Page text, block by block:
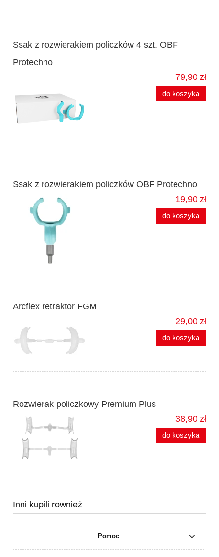
Ssak z rozwierakiem policzków 4 szt. OBF
Protechno
79,90 zł
do koszyka
Ssak z rozwierakiem policzków OBF Protechno
19,90 zł
do koszyka
Arcflex retraktor FGM
29,00 zł
do koszyka
Rozwierak policzkowy Premium Plus
38,90 zł
do koszyka
Inni kupili rownież
Pomoc